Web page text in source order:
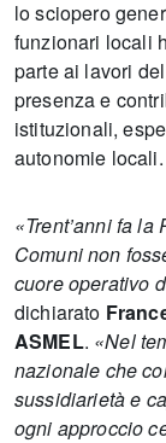
lo sciopero
funzionari locali
parte ai lavori
presenza e
istituzionali,
autonomie locali.
«Trent’anni fa la
Comuni non
cuore operativo
dichiarato
ASMEL. «Nel
nazionale che
sussidiarietà e
ogni approccio